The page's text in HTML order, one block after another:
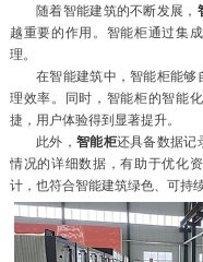
随着智能建筑的不断发展，
越重要的作用。智能柜通过集
理。
在智能建筑中，智能柜能
理效率。同时，智能柜的智能
捷，用户体验得到显著提升。
此外， 智能柜还具备数据记
情况的详细数据，有助于优化
计，也符合智能建筑绿色、可持